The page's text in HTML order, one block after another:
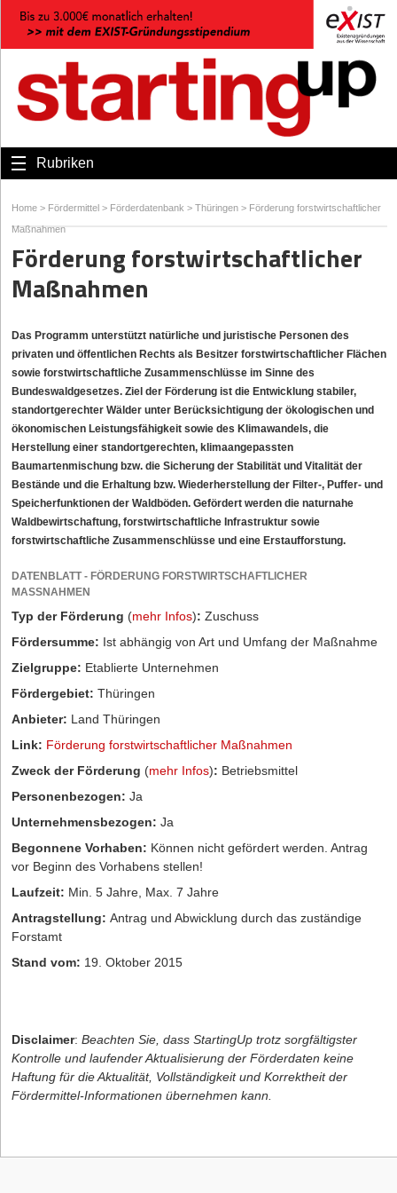
Rubriken
Home > Fördermittel > Förderdatenbank > Thüringen > Förderung forstwirtschaftlicher
Maßnahmen
Förderung forstwirtschaftlicher
Maßnahmen
Das Programm unterstützt natürliche und juristische Personen des
privaten und öffentlichen Rechts als Besitzer forstwirtschaftlicher Flächen
sowie forstwirtschaftliche Zusammenschlüsse im Sinne des
Bundeswaldgesetzes. Ziel der Förderung ist die Entwicklung stabiler,
standortgerechter Wälder unter Berücksichtigung der ökologischen und
ökonomischen Leistungsfähigkeit sowie des Klimawandels, die
Herstellung einer standortgerechten, klimaangepassten
Baumartenmischung bzw. die Sicherung der Stabilität und Vitalität der
Bestände und die Erhaltung bzw. Wiederherstellung der Filter-, Puffer- und
Speicherfunktionen der Waldböden. Gefördert werden die naturnahe
Waldbewirtschaftung, forstwirtschaftliche Infrastruktur sowie
forstwirtschaftliche Zusammenschlüsse und eine Erstaufforstung.
DATENBLATT - FÖRDERUNG FORSTWIRTSCHAFTLICHER
MASSNAHMEN
Typ der Förderung (mehr Infos): Zuschuss
Fördersumme: Ist abhängig von Art und Umfang der Maßnahme
Zielgruppe: Etablierte Unternehmen
Fördergebiet: Thüringen
Anbieter: Land Thüringen
Link: Förderung forstwirtschaftlicher Maßnahmen
Zweck der Förderung (mehr Infos): Betriebsmittel
Personenbezogen: Ja
Unternehmensbezogen: Ja
Begonnene Vorhaben: Können nicht gefördert werden. Antrag
vor Beginn des Vorhabens stellen!
Laufzeit: Min. 5 Jahre, Max. 7 Jahre
Antragstellung: Antrag und Abwicklung durch das zuständige
Forstamt
Stand vom: 19. Oktober 2015
Disclaimer: Beachten Sie, dass StartingUp trotz sorgfältigster
Kontrolle und laufender Aktualisierung der Förderdaten keine
Haftung für die Aktualität, Vollständigkeit und Korrektheit der
Fördermittel-Informationen übernehmen kann.